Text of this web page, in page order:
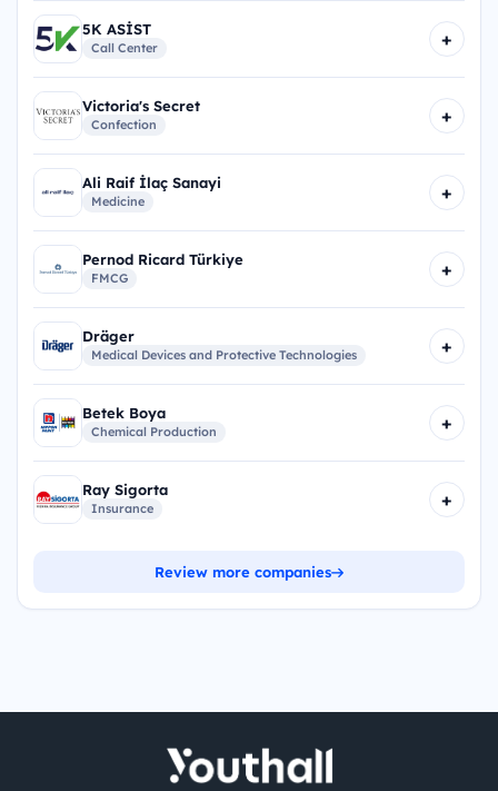
5K ASİST
Call Center +
Victoria's Secret
Confection +
Ali Raif İlaç Sanayi
Medicine +
Pernod Ricard Türkiye
FMCG +
Dräger
Medical Devices and Protective Technologies +
Betek Boya
Chemical Production +
Ray Sigorta
Insurance +
Review more companies